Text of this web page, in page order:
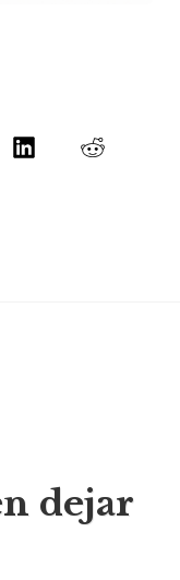
LinkedInReddit
dejar